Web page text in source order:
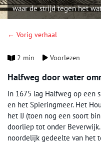
waar de strijd tegen het
← Vorig verhaal
2 min Voorlezen
Halfweg door water
In 1675 lag Halfweg op een
en het Spieringmeer. Het
het IJ (toen nog een soort
doorliep tot onder
noordelijk gedeelte van het